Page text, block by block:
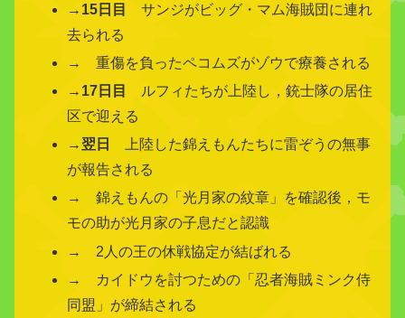
→ 15日目
サンジがビッグ・マム海賊団に連れ
去られる
→ 重傷を負ったペコムズがゾウで療養される
→ 17日目
ルフィたちが上陸し，銃士隊の居住
区で迎える
→ 翌日
上陸した錦えもんたちに雷ぞうの無事
が報告される
→ 錦えもんの「光月家の紋章」を確認後，モ
モの助が光月家の子息だと認識
→ 2人の王の休戦協定が結ばれる
→ カイドウを討つための「忍者海賊ミンク侍
同盟」が締結される